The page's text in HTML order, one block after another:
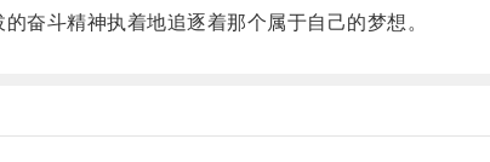
斗精神执着地追逐着那个属于自己的梦想。